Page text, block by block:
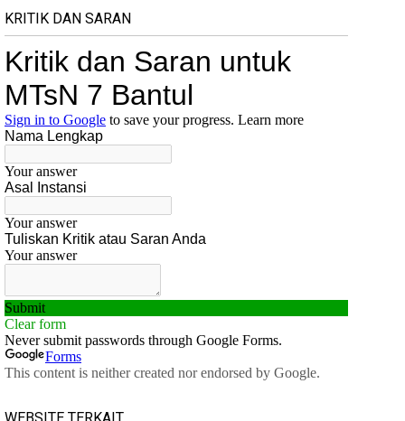
KRITIK DAN SARAN
WEBSITE TERKAIT